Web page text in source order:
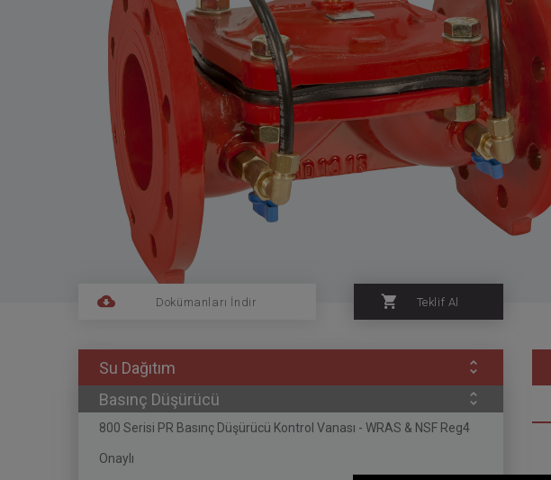
Dokümanları İndir Teklif Al
Su Dağıtım
Basınç Düşürücü
800 Serisi PR Basınç Düşürücü Kontrol Vanası - WRAS & NSF Reg4
Onaylı